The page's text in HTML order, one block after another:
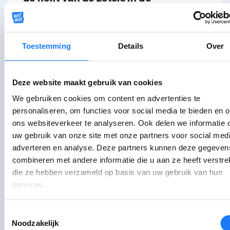
Toestemming Details Over
Deze website maakt gebruik van cookies
We gebruiken cookies om content en advertenties te
personaliseren, om functies voor social media te bieden en
ons websiteverkeer te analyseren. Ook delen we informatie
uw gebruik van onze site met onze partners voor social
adverteren en analyse. Deze partners kunnen deze
combineren met andere informatie die u aan ze heeft
die ze hebben verzameld op basis van uw gebruik van hun
services.
Noodzakelijk
gemeenteraad
samenwerken
om samen meer dan de
er meerdere opties, bijvoorbeeld:
Partij A heeft 35% van de stemmen
Partij B heeft 25%
Partij C heeft 20%
Partij A kan hier kiezen of ze
Partijen moeten dus overeenkomen met